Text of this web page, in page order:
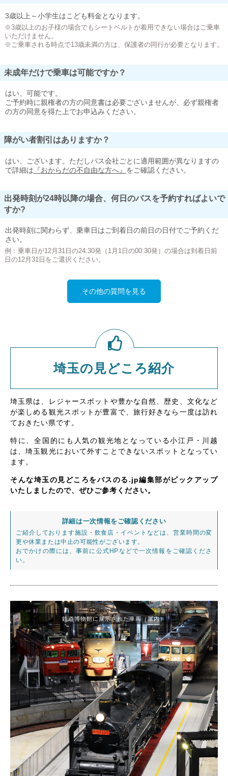
3歳以上～小学生はこども料金となります。
※3歳以上のお子様の場合でもシートベルトが着用できない場合はご乗車
いただけません。
※ご乗車される時点で13歳未満の方は、保護者の同行が必要となります。
未成年だけで乗車は可能ですか？
はい、可能です。
ご予約時に親権者の方の同意書は必要ございませんが、必ず親権者
の方の同意を得た上でお申込みください。
障がい者割引はありますか？
はい、ございます。ただしバス会社ごとに適用範囲が異なりますの
で詳細は 『おからだの不自由な方へ』 をご確認ください。
出発時刻が24時以降の場合、何日のバスを予約すればよいで
すか?
出発時刻に関わらず、乗車日はご到着日の前日の日付でご予約くだ
さい。
例：乗車日が12月31日の24:30発（1月1日の00:30発）の場合は到着日前
日の12月31日をご選択ください。
その他の質問を見る
埼玉の見どころ紹介
埼玉県は、レジャースポットや豊かな自然、歴史、文化など
が楽しめる観光スポットが豊富で、旅行好きなら一度は訪れ
ておきたい県です。
特に、全国的にも人気の観光地となっている小江戸・川越
は、埼玉観光において外すことできないスポットとなってい
ます。
そんな埼玉の見どころをバスのる.jp編集部がピックアップ
いたしましたので、ぜひご参考ください。
詳細は一次情報をご確認ください
ご紹介しております施設・飲食店・イベントなどは、営業時間の変
更や休業または中止の可能性がございます。
おでかけの際には、事前に公式HPなどで一次情報をご確認くださ
い。
鉄道博物館に展示された車両（屋内）